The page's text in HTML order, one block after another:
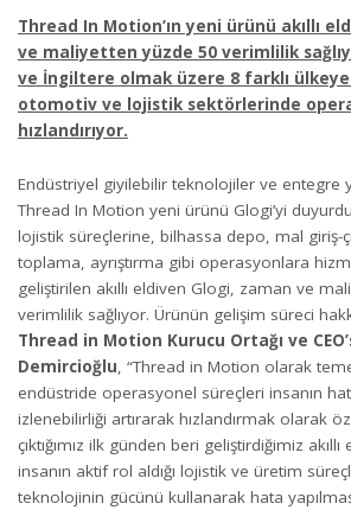
Thread In Motion’ın yeni ürünü akıllı
ve maliyettenyüzde 50 verimlilik
ve İngiltere olmak üzere 8 farklı
otomotiv ve lojistik sektörlerinde
hızlandırıyor.
Endüstriyel giyilebilir teknolojiler ve entegre
Thread In Motion yeni ürünü Glogi’yi
lojistik süreçlerine, bilhassa depo, mal giriş-
toplama, ayrıştırma gibi operasyonlara
geliştirilen akıllı eldiven Glogi, zaman ve
verimlilik sağlıyor. Ürünün gelişim süreci
Thread in Motion Kurucu Ortağı ve
Demircioğlu, “Thread in Motion olarak
endüstride operasyonel süreçleri insanın
izlenebilirliği artırarak hızlandırmak olarak
çıktığımız ilk günden beri geliştirdiğimiz
insanın aktif rol aldığı lojistik ve üretim
teknolojinin gücünü kullanarak hata